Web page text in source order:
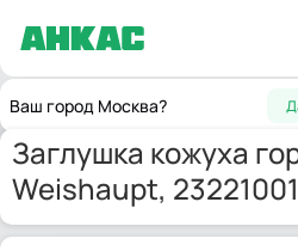
Ваш город Москва?
Главнаядля горелок
для горелок
Заглушка кожуха
Weishaupt,